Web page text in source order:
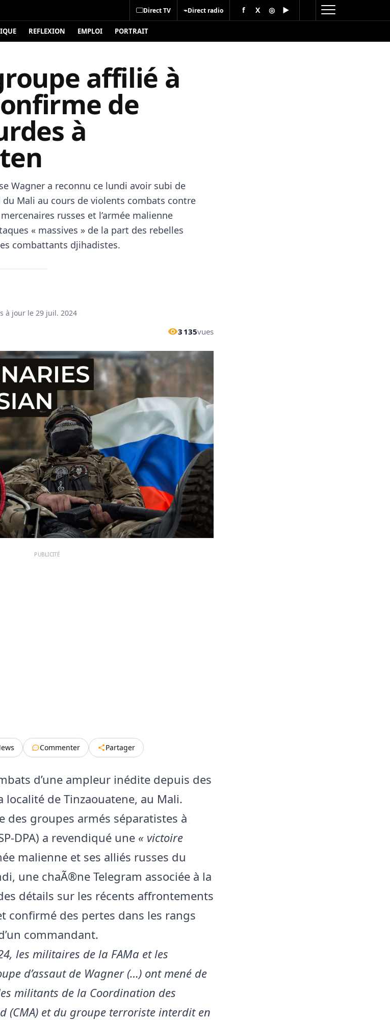
Direct TV ⌁Direct radio f X ◎ ▶
REFLEXION EMPLOI PORTRAIT
affilié à
de
à
Wagner a reconnu ce lundi avoir subi de
Mali au cours de violents combats contre
russes et l’armée malienne
« massives » de la part des rebelles
combattants djihadistes.
à jour le 29 juil. 2024
3 135vues
PUBLICITÉ
Commenter Partager
d’une ampleur inédite depuis des
localité de Tinzaouatene, au Mali.
des groupes armés séparatistes à
DPA) a revendiqué une « victoire
malienne et ses alliés russes du
une chaÃ®ne Telegram associée à la
détails sur les récents affrontements
confirmé des pertes dans les rangs
commandant.
les militaires de la FAMa et les
d’assaut de Wagner (…) ont mené de
militants de la Coordination des
(CMA) et du groupe terroriste interdit en